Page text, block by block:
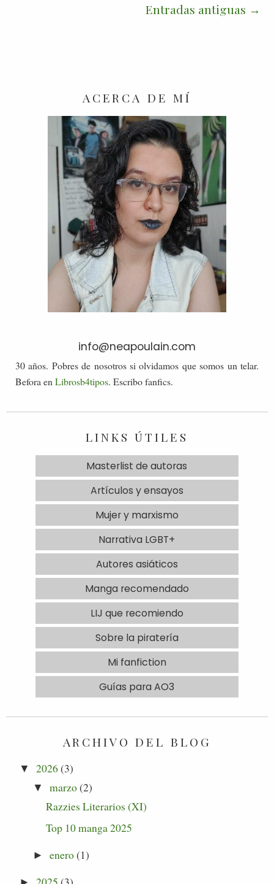
Entradas antiguas
ACERCA DE MÍ
info@neapoulain.com
30 años. Pobres de nosotros si olvidamos que somos un telar.
Befora en Librosb4tipos. Escribo fanfics.
LINKS ÚTILES
Masterlist de autoras
Artículos y ensayos
Mujer y marxismo
Narrativa LGBT+
Autores asiáticos
Manga recomendado
LIJ que recomiendo
Sobre la piratería
Mi fanfiction
Guías para AO3
ARCHIVO DEL BLOG
▼ 2026(3)
▼ marzo(2)
Razzies Literarios (XI)
Top 10 manga 2025
► enero(1)